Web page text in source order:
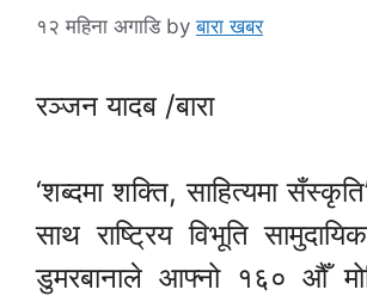
१२ महिना अगाडि byबारा खबर
रञ्जन यादब /बारा
‘शब्दमा शक्ति, साहित्यमा
साथ राष्ट्रिय विभूति
डुमरबानाले आफ्नो १६० औँ